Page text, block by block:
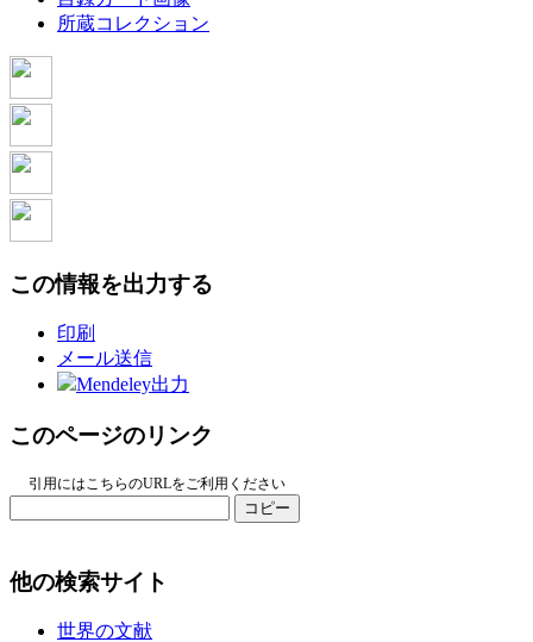
所蔵コレクション
この情報を出力する
印刷
メール送信
Mendeley出力
このページのリンク
引用にはこちらのURLをご利用ください
コピー
他の検索サイト
世界の文献